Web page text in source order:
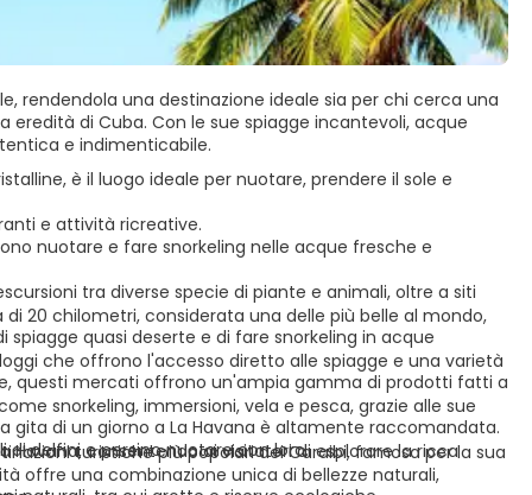
turistiche più popolari dei Caraibi, famosa per la sua
offre una combinazione unica di bellezze naturali,
20 chilometri, considerata una delle più belle al mondo,
che offrono l'accesso diretto alle spiagge e una varietà
snorkeling, immersioni, vela e pesca, grazie alle sue
consentendo ai visitatori di esplorare la ricca
è il luogo ideale per nuotare, prendere il sole e
e attività ricreative.
nuotare e fare snorkeling nelle acque fresche e
tra diverse specie di piante e animali, oltre a siti
quasi deserte e di fare snorkeling in acque
questi mercati offrono un'ampia gamma di prodotti fatti a
gita di un giorno a La Havana è altamente raccomandata.
delfini e persino nuotare con loro.
rendendola una destinazione ideale sia per chi cerca una
eredità di Cuba. Con le sue spiagge incantevoli, acque
e indimenticabile.